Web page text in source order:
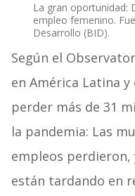
La gran oportunidad:
empleo femenino.
Desarrollo (BID).
Según el
en América Latina
perder más de 31
la pandemia: Las
empleos perdieron,
están tardando en